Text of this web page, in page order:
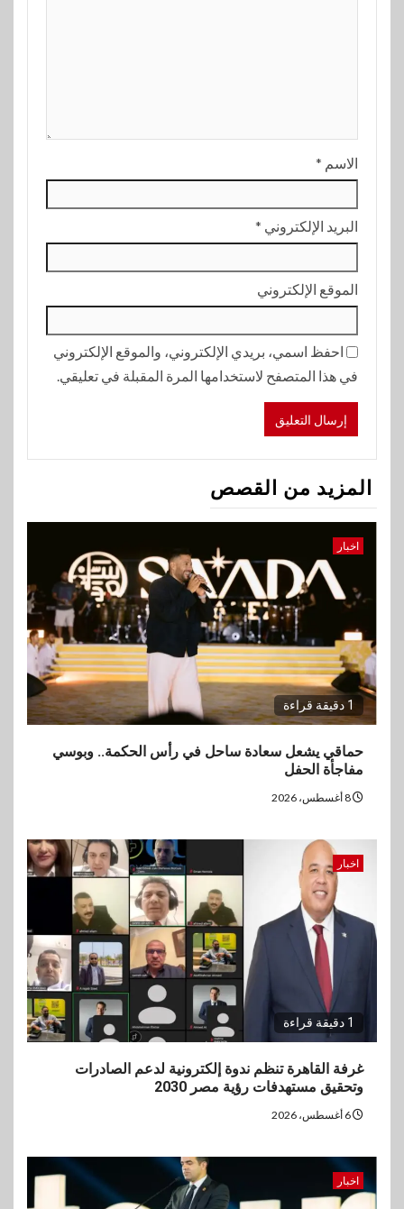
الاسم *
البريد الإلكتروني *
الموقع الإلكتروني
احفظ اسمي، بريدي الإلكتروني، والموقع الإلكتروني
في هذا المتصفح لاستخدامها المرة المقبلة في تعليقي.
المزيد من القصص
اخبار
1 دقيقة قراءة
حماقي يشعل سعادة ساحل في رأس الحكمة.. وبوسي
مفاجأة الحفل
اخبار
1 دقيقة قراءة
غرفة القاهرة تنظم ندوة إلكترونية لدعم الصادرات
وتحقيق مستهدفات رؤية مصر 2030
اخبار